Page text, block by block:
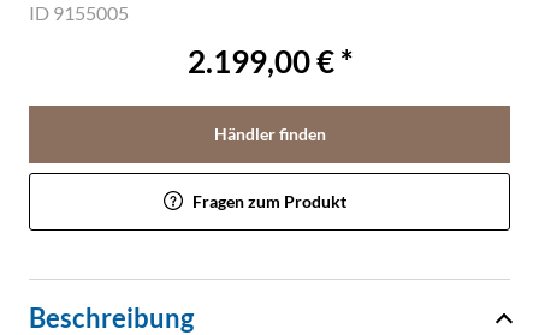
ID 9155005
2.199,00 € *
Händler finden
Fragen zum Produkt
Beschreibung